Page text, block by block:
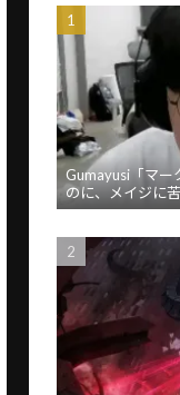
Gumayusi「マー
のに、メイジに
タに苦言